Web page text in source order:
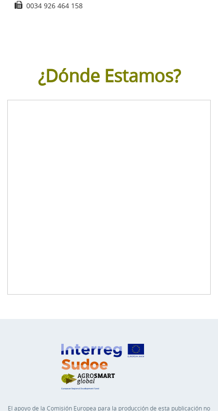
0034 926 464 158
¿Dónde Estamos?
El apoyo de la Comisión Europea para la producción de esta publicación no